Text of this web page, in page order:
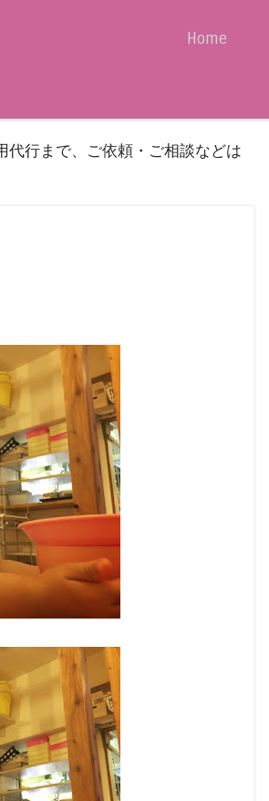
Home
行まで、ご依頼・ご相談などは